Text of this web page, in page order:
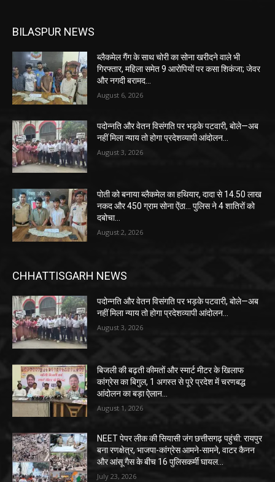
BILASPUR NEWS
ब्लैकमेल गैंग के साथ चोरी का सोना खरीदने वाले भी
गिरफ्तार, महिला समेत 9 आरोपियों पर कसा शिकंजा; जेवर
और नगदी बरामद…
August 6, 2026
पदोन्नति और वेतन विसंगति पर भड़के पटवारी, बोले—अब
नहीं मिला न्याय तो होगा प्रदेशव्यापी आंदोलन…
August 3, 2026
पोती को बनाया ब्लैकमेल का हथियार, दादा से 14.50 लाख
नकद और 450 ग्राम सोना ऐंठा… पुलिस ने 4 शातिरों को
दबोचा…
August 2, 2026
CHHATTISGARH NEWS
पदोन्नति और वेतन विसंगति पर भड़के पटवारी, बोले—अब
नहीं मिला न्याय तो होगा प्रदेशव्यापी आंदोलन…
August 3, 2026
बिजली की बढ़ती कीमतों और स्मार्ट मीटर के खिलाफ
कांग्रेस का बिगुल, 1 अगस्त से पूरे प्रदेश में चरणबद्ध
आंदोलन का बड़ा ऐलान…
August 1, 2026
NEET पेपर लीक की सियासी जंग छत्तीसगढ़ पहुंची: रायपुर
बना रणक्षेत्र, भाजपा-कांग्रेस आमने-सामने, वाटर कैनन
और आंसू गैस के बीच 16 पुलिसकर्मी घायल…
July 23, 2026